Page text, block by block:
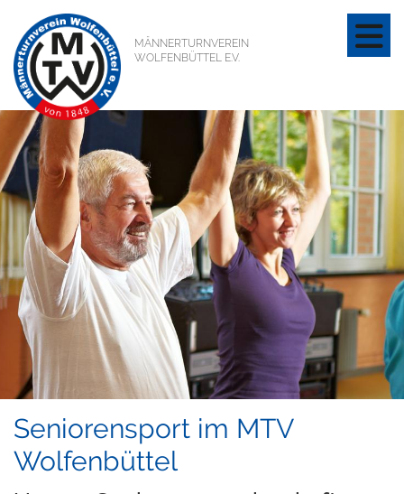
MÄNNERTURNVEREIN
WOLFENBÜTTEL E.V.
Seniorensport im MTV
Wolfenbüttel